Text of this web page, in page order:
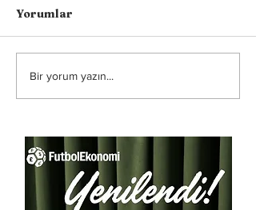
Yorumlar
Bir yorum yazın...